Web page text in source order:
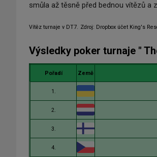
smůla až těsně před bednou vítězů a
Vítěz turnaje v DT7. Zdroj: Dropbox účet King's
Výsledky poker turnaje "
Pořadí Země
1.
2.
3.
4.